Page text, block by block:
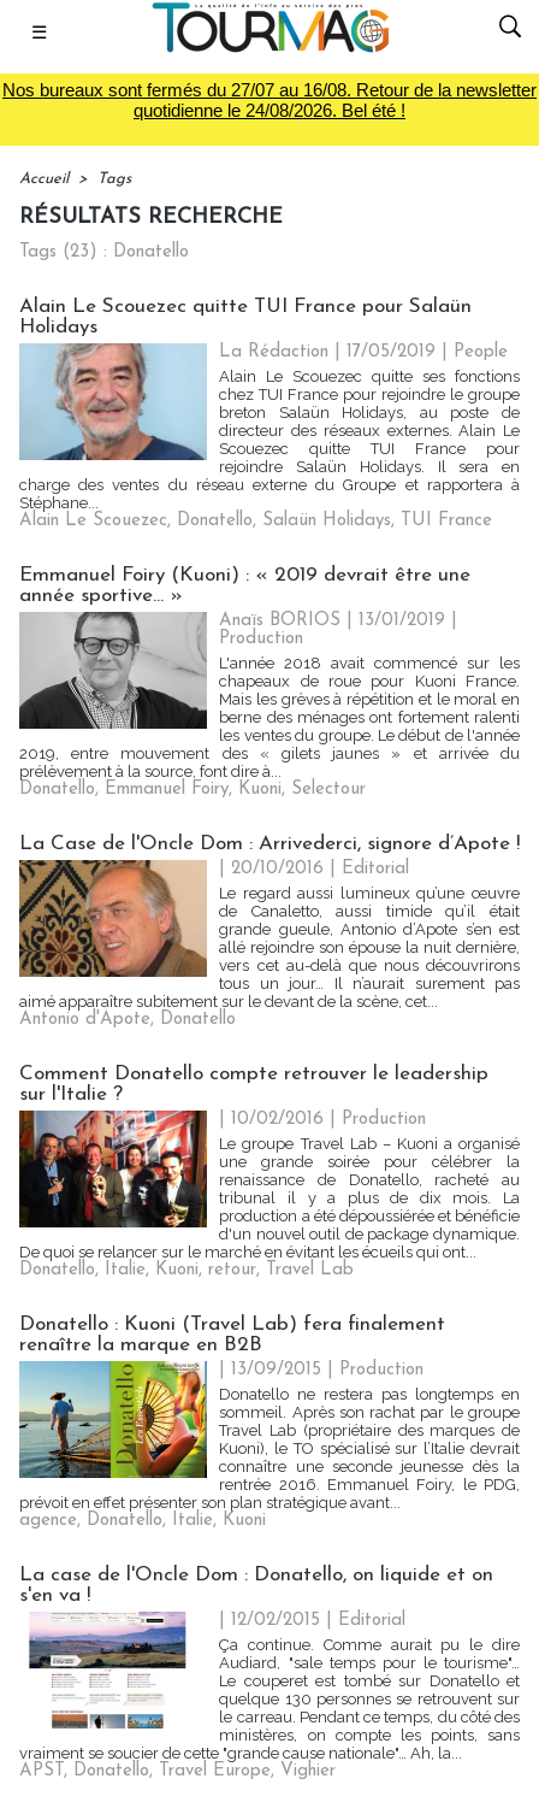
☰
Nos bureaux sont fermés du 27/07 au 16/08. Retour de la newsletter
quotidienne le 24/08/2026. Bel été !
Accueil > Tags
RÉSULTATS RECHERCHE
Tags (23) : Donatello
Alain Le Scouezec quitte TUI France pour Salaün
Holidays
La Rédaction | 17/05/2019
People
Alain Le Scouezec quitte ses fonctions
chez TUI France pour rejoindre le groupe
breton Salaün Holidays, au poste de
directeur des réseaux externes. Alain Le
Scouezec quitte TUI France pour
rejoindre Salaün Holidays. Il sera en
charge des ventes du réseau externe du Groupe et rapportera à
Stéphane...
Alain Le Scouezec, Donatello, Salaün Holidays, TUI France
Emmanuel Foiry (Kuoni) : « 2019 devrait être une
année sportive... »
Anaïs BORIOS | 13/01/2019
Production
L'année 2018 avait commencé sur les
chapeaux de roue pour Kuoni France.
Mais les grèves à répétition et le moral en
berne des ménages ont fortement ralenti
les ventes du groupe. Le début de l'année
2019, entre mouvement des « gilets jaunes » et arrivée du
prélèvement à la source, font dire à...
Donatello, Emmanuel Foiry, Kuoni, Selectour
La Case de l'Oncle Dom : Arrivederci, signore d’Apote !
| 20/10/2016
Editorial
Le regard aussi lumineux qu’une œuvre
de Canaletto, aussi timide qu’il était
grande gueule, Antonio d’Apote s’en est
allé rejoindre son épouse la nuit dernière,
vers cet au-delà que nous découvrirons
tous un jour… Il n’aurait surement pas
aimé apparaître subitement sur le devant de la scène, cet...
Antonio d'Apote, Donatello
Comment Donatello compte retrouver le leadership
sur l'Italie ?
| 10/02/2016
Production
Le groupe Travel Lab – Kuoni a organisé
une grande soirée pour célébrer la
renaissance de Donatello, racheté au
tribunal il y a plus de dix mois. La
production a été dépoussiérée et bénéficie
d'un nouvel outil de package dynamique.
De quoi se relancer sur le marché en évitant les écueils qui ont...
Donatello, Italie, Kuoni, retour, Travel Lab
Donatello : Kuoni (Travel Lab) fera finalement
renaître la marque en B2B
| 13/09/2015
Production
Donatello ne restera pas longtemps en
sommeil. Après son rachat par le groupe
Travel Lab (propriétaire des marques de
Kuoni), le TO spécialisé sur l’Italie devrait
connaître une seconde jeunesse dès la
rentrée 2016. Emmanuel Foiry, le PDG,
prévoit en effet présenter son plan stratégique avant...
agence, Donatello, Italie, Kuoni
La case de l'Oncle Dom : Donatello, on liquide et on
s'en va !
| 12/02/2015
Editorial
Ça continue. Comme aurait pu le dire
Audiard, "sale temps pour le tourisme"…
Le couperet est tombé sur Donatello et
quelque 130 personnes se retrouvent sur
le carreau. Pendant ce temps, du côté des
ministères, on compte les points, sans
vraiment se soucier de cette "grande cause nationale"… Ah, la...
APST , Donatello, Travel Europe, Vighier